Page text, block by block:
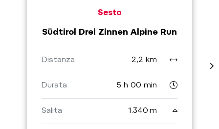
Sesto
Südtirol Drei Zinnen Alpine Run
Distanza 2,2 km
Durata 5 h 00 min
Salita 1.340 m